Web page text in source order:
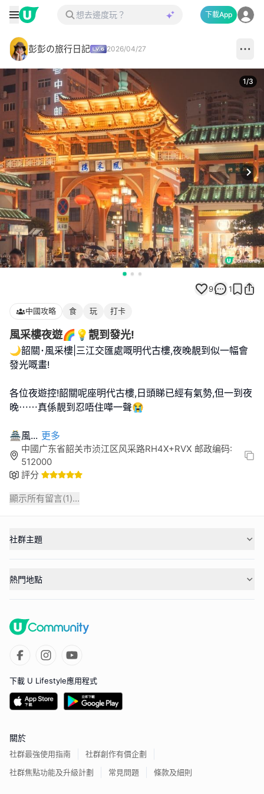
下載App
彭彭の旅行日記 2026/04/27
1/3
9 1
中國攻略 食 玩 打卡
風采樓夜遊🌈💡靚到發光!
🌙韶關･風采樓|三江交匯處嘅明代古樓,夜晚靚到似一幅會
發光嘅畫!
各位夜遊控!韶關呢座明代古樓,日頭睇已經有氣勢,但一到夜
晚⋯⋯真係靚到忍唔住嘩一聲😭
🏯風... 更多
中國广东省韶关市浈江区风采路RH4X+RVX 邮政编码:
512000
評分
顯示所有留言(1)...
社群主題
熱門地點
下載 U Lifestyle應用程式
關於
社群最強使用指南
社群創作有價企劃
社群焦點功能及升級計劃
常見問題 條款及細則